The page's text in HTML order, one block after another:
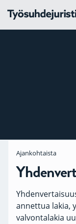
Ajankohtaista
annettua lakia,
valvontalakia